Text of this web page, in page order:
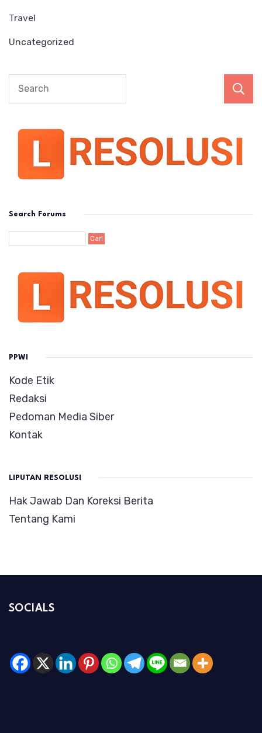
Travel
Uncategorized
Search Forums
PPWI
Kode Etik
Redaksi
Pedoman Media Siber
Kontak
LIPUTAN RESOLUSI
Hak Jawab Dan Koreksi Berita
Tentang Kami
SOCIALS